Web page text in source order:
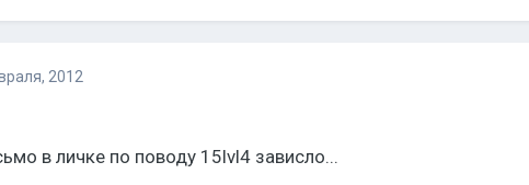
2012
в личке по поводу 15lvl4 зависло...